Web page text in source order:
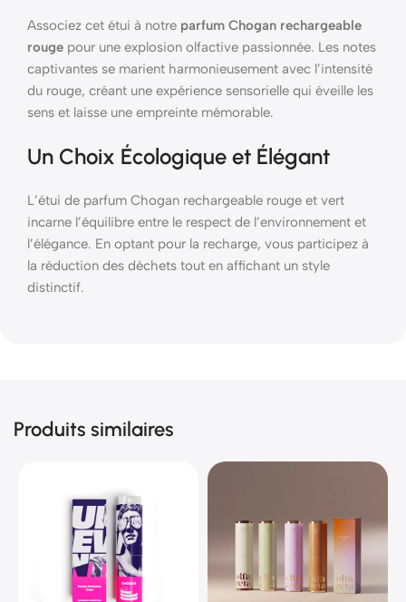
Associez cet étui à notre parfum Chogan rechargeable
rouge pour une explosion olfactive passionnée. Les notes
captivantes se marient harmonieusement avec l’intensité
du rouge, créant une expérience sensorielle qui éveille les
sens et laisse une empreinte mémorable.
Un Choix Écologique et Élégant
L’étui de parfum Chogan rechargeable rouge et vert
incarne l’équilibre entre le respect de l’environnement et
l’élégance. En optant pour la recharge, vous participez à
la réduction des déchets tout en affichant un style
distinctif.
Produits similaires